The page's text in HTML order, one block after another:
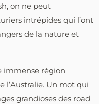
on ne peut
intrépides qui l’ont
de la nature et
immense région
Un mot qui
grandioses des road